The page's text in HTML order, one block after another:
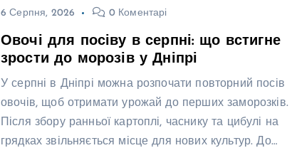
6 Серпня, 2026 0 Коментарі
Овочі для посіву в серпні: що встигне
зрости до морозів у Дніпрі
У серпні в Дніпрі можна розпочати повторний посів
овочів, щоб отримати урожай до перших заморозків.
Після збору ранньої картоплі, часнику та цибулі на
грядках звільняється місце для нових культур. До…